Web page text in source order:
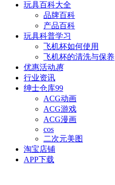
玩具百科大全
品牌百科
产品百科
玩具科普学习
飞机杯如何使用
飞机杯的清洗与保养
优惠活动惠
行业资讯
绅士仓库99
ACG动画
ACG游戏
ACG漫画
cos
二次元美图
淘宝店铺
APP下载